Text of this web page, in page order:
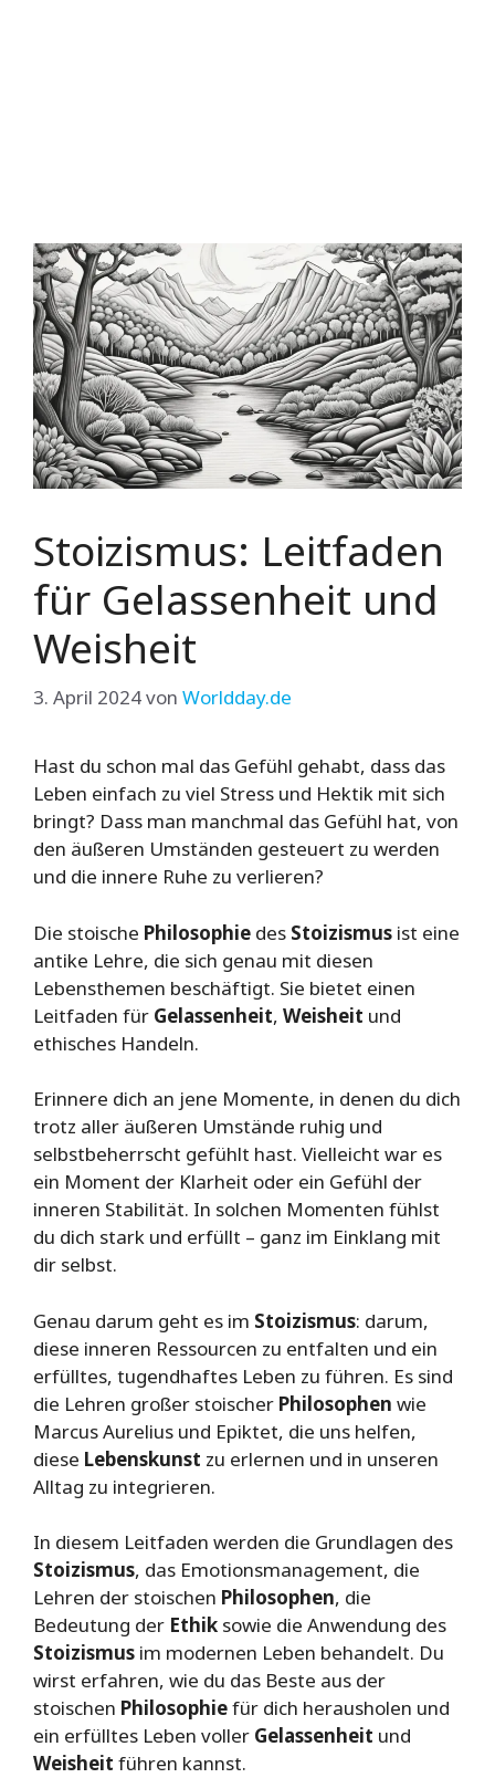
Stoizismus: Leitfaden
für Gelassenheit und
Weisheit
3. April 2024von Worldday.de
Hast du schon mal das Gefühl gehabt, dass das
Leben einfach zu viel Stress und Hektik mit sich
bringt? Dass man manchmal das Gefühl hat, von
den äußeren Umständen gesteuert zu werden
und die innere Ruhe zu verlieren?
Die stoische Philosophie des Stoizismus ist eine
antike Lehre, die sich genau mit diesen
Lebensthemen beschäftigt. Sie bietet einen
Leitfaden für Gelassenheit, Weisheit und
ethisches Handeln.
Erinnere dich an jene Momente, in denen du dich
trotz aller äußeren Umstände ruhig und
selbstbeherrscht gefühlt hast. Vielleicht war es
ein Moment der Klarheit oder ein Gefühl der
inneren Stabilität. In solchen Momenten fühlst
du dich stark und erfüllt – ganz im Einklang mit
dir selbst.
Genau darum geht es im Stoizismus: darum,
diese inneren Ressourcen zu entfalten und ein
erfülltes, tugendhaftes Leben zu führen. Es sind
die Lehren großer stoischer Philosophen wie
Marcus Aurelius und Epiktet, die uns helfen,
diese Lebenskunst zu erlernen und in unseren
Alltag zu integrieren.
In diesem Leitfaden werden die Grundlagen des
Stoizismus, das Emotionsmanagement, die
Lehren der stoischen Philosophen, die
Bedeutung der Ethik sowie die Anwendung des
Stoizismus im modernen Leben behandelt. Du
wirst erfahren, wie du das Beste aus der
stoischen Philosophiefür dich herausholen und
ein erfülltes Leben voller Gelassenheit und
Weisheit führen kannst.